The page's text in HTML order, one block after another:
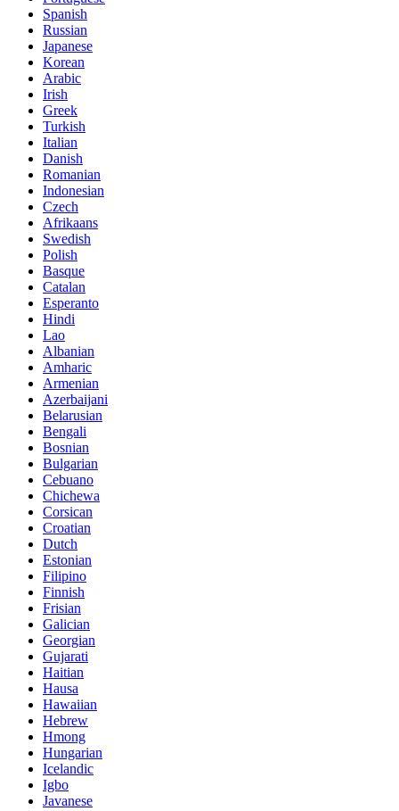
Spanish
Russian
Japanese
Korean
Arabic
Irish
Greek
Turkish
Italian
Danish
Romanian
Indonesian
Czech
Afrikaans
Swedish
Polish
Basque
Catalan
Esperanto
Hindi
Lao
Albanian
Amharic
Armenian
Azerbaijani
Belarusian
Bengali
Bosnian
Bulgarian
Cebuano
Chichewa
Corsican
Croatian
Dutch
Estonian
Filipino
Finnish
Frisian
Galician
Georgian
Gujarati
Haitian
Hausa
Hawaiian
Hebrew
Hmong
Hungarian
Icelandic
Igbo
Javanese